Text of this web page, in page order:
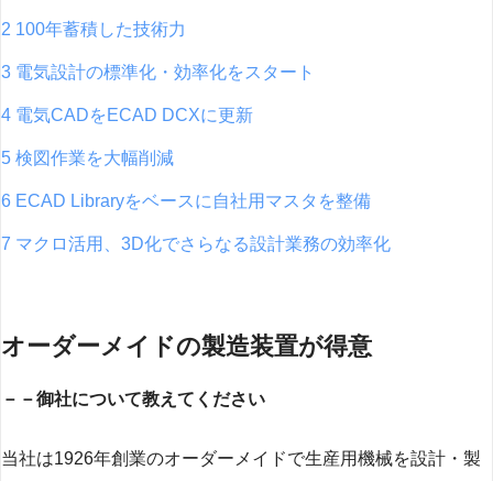
2 100年蓄積した技術力
3 電気設計の標準化・効率化をスタート
4 電気CADをECAD DCXに更新
5 検図作業を大幅削減
6 ECAD Libraryをベースに自社用マスタを整備
7 マクロ活用、3D化でさらなる設計業務の効率化
オーダーメイドの製造装置が得意
－－御社について教えてください
当社は1926年創業のオーダーメイドで生産用機械を設計・製